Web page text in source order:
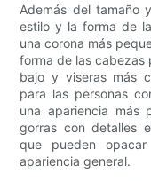
Además del tamaño
estilo y la forma de
una corona más
forma de las cabezas
bajo y viseras más
para las personas
una apariencia más
gorras con detalles
que pueden
apariencia general.